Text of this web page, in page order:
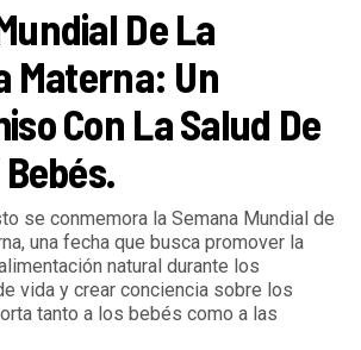
De La
Materna: Un
Con La Salud De
se conmemora la Semana Mundial de
una fecha que busca promover la
natural durante los
vida y crear conciencia sobre los
tanto a los bebés como a las